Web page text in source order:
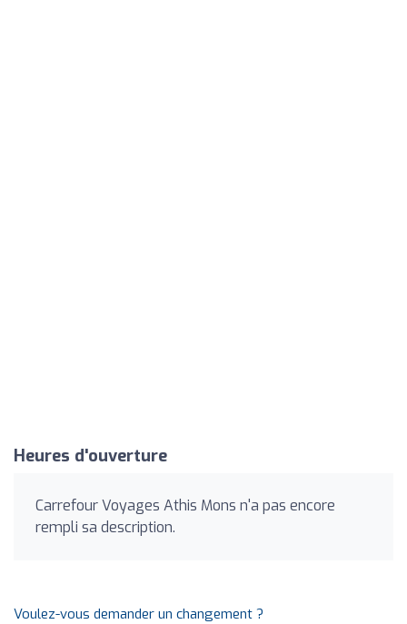
Heures d'ouverture
Carrefour Voyages Athis Mons n'a pas encore
rempli sa description.
Voulez-vous demander un changement ?